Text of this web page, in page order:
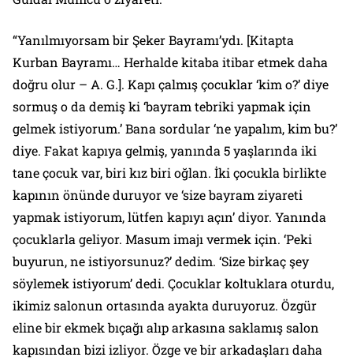
“Yanılmıyorsam bir Şeker Bayramı’ydı. [Kitapta
Kurban Bayramı… Herhalde kitaba itibar etmek daha
doğru olur – A. G.]. Kapı çalmış çocuklar ‘kim o?’ diye
sormuş o da demiş ki ‘bayram tebriki yapmak için
gelmek istiyorum.’ Bana sordular ‘ne yapalım, kim bu?’
diye. Fakat kapıya gelmiş, yanında 5 yaşlarında iki
tane çocuk var, biri kız biri oğlan. İki çocukla birlikte
kapının önünde duruyor ve ‘size bayram ziyareti
yapmak istiyorum, lütfen kapıyı açın’ diyor. Yanında
çocuklarla geliyor. Masum imajı vermek için. ‘Peki
buyurun, ne istiyorsunuz?’ dedim. ‘Size birkaç şey
söylemek istiyorum’ dedi. Çocuklar koltuklara oturdu,
ikimiz salonun ortasında ayakta duruyoruz. Özgür
eline bir ekmek bıçağı alıp arkasına saklamış salon
kapısından bizi izliyor. Özge ve bir arkadaşları daha